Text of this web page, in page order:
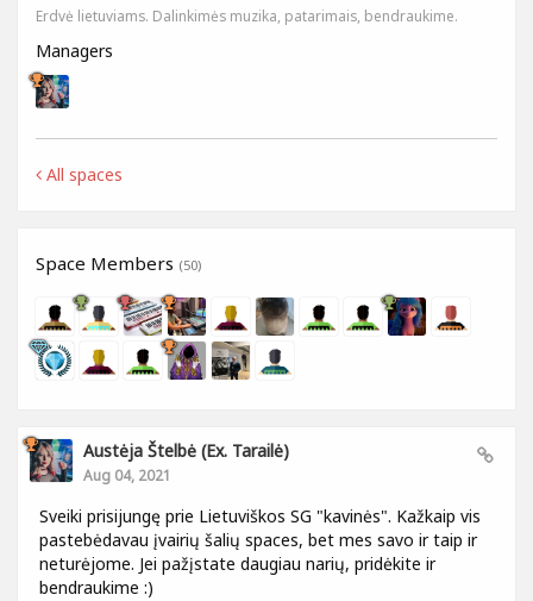
Erdvė lietuviams. Dalinkimės muzika, patarimais, bendraukime.
Managers
All spaces
Space Members (50)
Austėja Štelbė (ex. Tarailė)
Aug 04, 2021
Sveiki prisijungę prie Lietuviškos SG "kavinės". Kažkaip vis
pastebėdavau įvairių šalių spaces, bet mes savo ir taip ir
neturėjome. Jei pažįstate daugiau narių, pridėkite ir
bendraukime :)